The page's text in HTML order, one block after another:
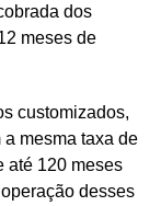
dos
meses de
customizados,
mesma taxa de
até 120 meses
desses